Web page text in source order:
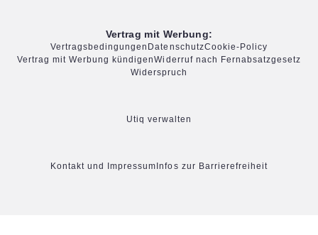
Vertrag mit Werbung:
Vertragsbedingungen DatenschutzCookie-Policy
Vertrag mit Werbung kündigenWiderruf nach Fernabsatzgesetz
Widerspruch
Utiq verwalten
Kontakt und Impressum Infos zur Barrierefreiheit